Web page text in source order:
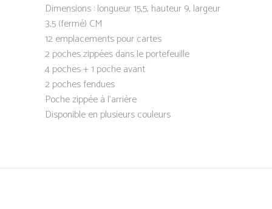
Dimensions : longueur 15,5, hauteur 9, largeur
3,5 (fermé) CM
12 emplacements pour cartes
2 poches zippées dans le portefeuille
4 poches + 1 poche avant
2 poches fendues
Poche zippée à l’arrière
Disponible en plusieurs couleurs